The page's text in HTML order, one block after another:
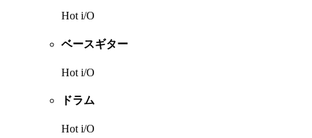
Hot i/O
ベースギター
Hot i/O
ドラム
Hot i/O